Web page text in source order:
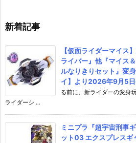
新着記事
【仮面ライダーマイス
ライバー』他『マイス
ルなりきりセット』変
イ】より2026年9月5
る前に、新ライダーの変身
ライダーシ ...
ミニプラ『超宇宙刑事
ット03 エクスプレスギ